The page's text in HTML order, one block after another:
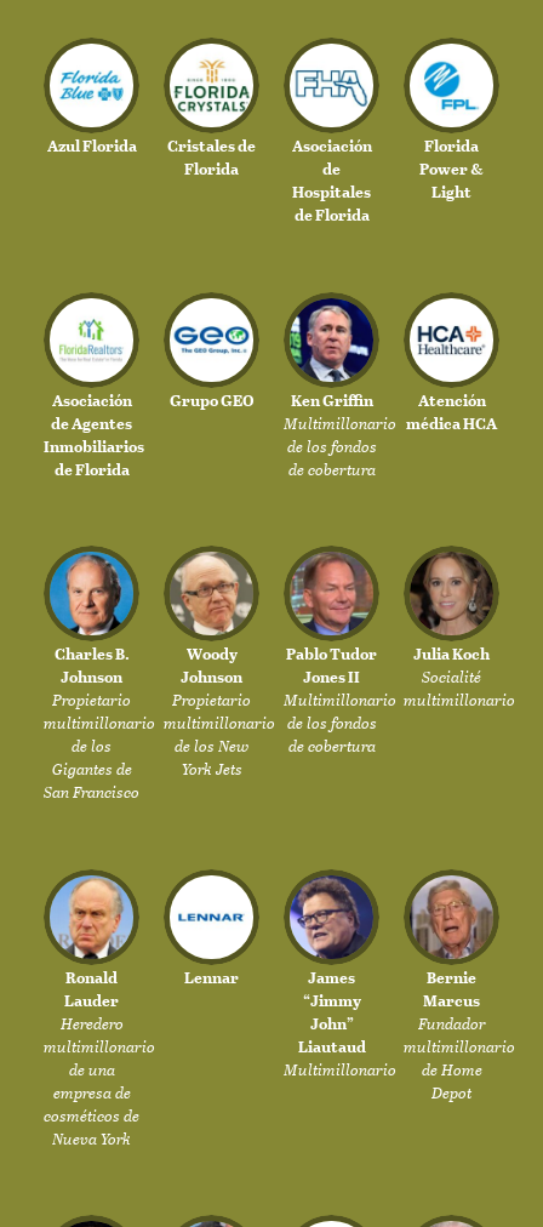
Azul Florida
Cristales de
Florida
Asociación
de
Hospitales
de Florida
Florida
Power &
Light
Asociación
de Agentes
Inmobiliarios
de Florida
Grupo GEO
Ken Griffin
Multimillonario
de los fondos
de cobertura
Atención
médica HCA
Charles B.
Johnson
Propietario
multimillonario
de los
Gigantes de
San Francisco
Woody
Johnson
Propietario
multimillonario
de los New
York Jets
Pablo Tudor
Jones II
Multimillonario
de los fondos
de cobertura
Julia Koch
Socialité
multimillonario
Ronald
Lauder
Heredero
multimillonario
de una
empresa de
cosméticos de
Nueva York
Lennar
James
“Jimmy
John”
Liautaud
Multimillonario
Bernie
Marcus
Fundador
multimillonario
de Home
Depot